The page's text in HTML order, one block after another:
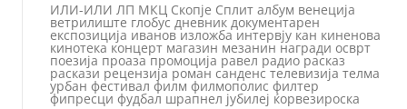
ИЛИ-ИЛИ ЛП МКЦ Скопје Сплит албум венеција
ветрилиште глобус дневник документарен
експозиција иванов изложба интервју кан киненова
кинотека концерт магазин мезанин награди осврт
поезија проаза промоција равел радио расказ
раскази рецензија роман санденс телевизија телма
урбан фестивал филм филмополис филтер
фипресци фудбал шрапнел јубилеј ќорвезироска